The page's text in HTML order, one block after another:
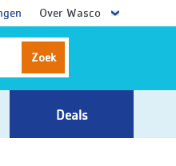
Over Wasco
Zoek
Deals